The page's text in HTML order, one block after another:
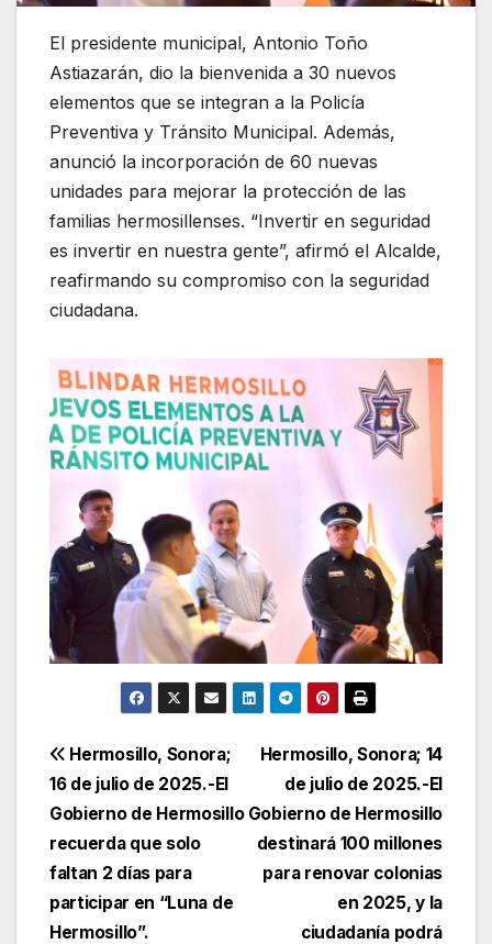
El presidente municipal, Antonio Toño
Astiazarán, dio la bienvenida a 30 nuevos
elementos que se integran a la Policía
Preventiva y Tránsito Municipal. Además,
anunció la incorporación de 60 nuevas
unidades para mejorar la protección de las
familias hermosillenses. “Invertir en seguridad
es invertir en nuestra gente”, afirmó el Alcalde,
reafirmando su compromiso con la seguridad
ciudadana.
Navegación
de
entradas
Hermosillo, Sonora; 14
de julio de 2025.-El
Gobierno de Hermosillo
destinará 100 millones
para renovar colonias
en 2025, y la
ciudadanía podrá
Hermosillo, Sonora;
16 de julio de 2025.-El
Gobierno de Hermosillo
recuerda que solo
faltan 2 días para
participar en “Luna de
Hermosillo”.